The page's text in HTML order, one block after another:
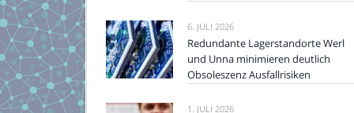
6. JULI 2026
Redundante Lagerstandorte Werl
und Unna minimieren deutlich
Obsoleszenz Ausfallrisiken
1. JULI 2026